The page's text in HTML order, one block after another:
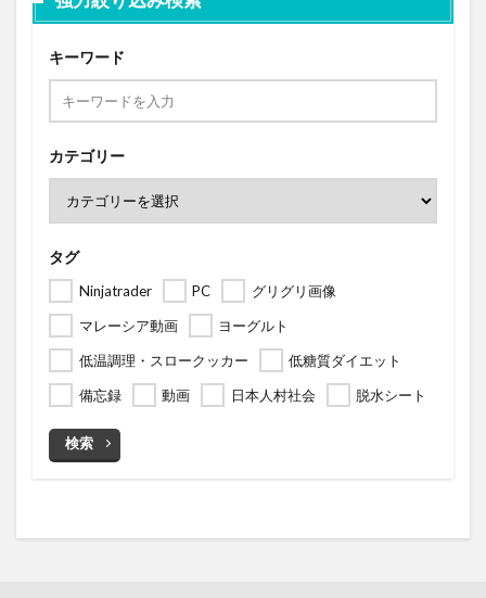
キーワード
カテゴリー
タグ
Ninjatrader PC
グリグリ画像
マレーシア動画
ヨーグルト
低温調理・スロークッカー
低糖質ダイエット
備忘録
動画 日本人村社会 脱水シート
検索